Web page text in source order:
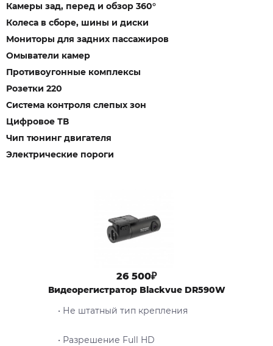
Камеры зад, перед и обзор 360°
Колеса в сборе, шины и диски
Мониторы для задних пассажиров
Омыватели камер
Противоугонные комплексы
Розетки 220
Система контроля слепых зон
Цифровое ТВ
Чип тюнинг двигателя
Электрические пороги
26 500₽
Видеорегистратор Blackvue DR590W
• Не штатный тип крепления
• Разрешение Full HD